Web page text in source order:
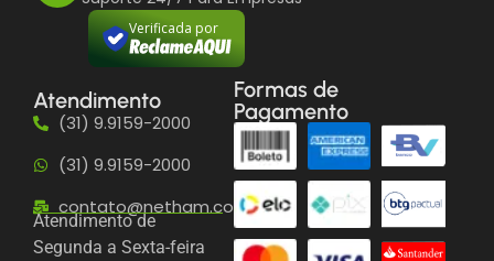
Verificada por
Atendimento
(31) 9.9159-2000
(31) 9.9159-2000
contato@netham.com.br
Atendimento de
Segunda a Sexta-feira
Formas de
Pagamento